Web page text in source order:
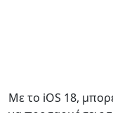
Με το iOS 18,